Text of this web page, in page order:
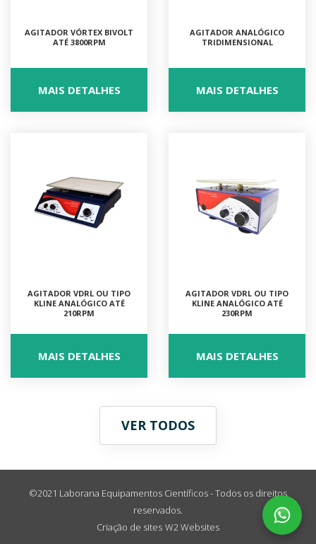
AGITADOR VÓRTEX BIVOLT
ATÉ 3800RPM
MAIS DETALHES
AGITADOR ANALÓGICO
TRIDIMENSIONAL
MAIS DETALHES
AGITADOR VDRL OU TIPO
KLINE ANALÓGICO ATÉ
210RPM
MAIS DETALHES
AGITADOR VDRL OU TIPO
KLINE ANALÓGICO ATÉ
230RPM
MAIS DETALHES
VER TODOS
©2021 Laborana Equipamentos Científicos - Todos os direitos
reservados.
Criação de sites W2 Websites